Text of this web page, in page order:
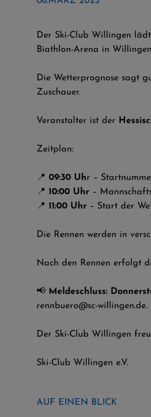
Der Ski-Club Willingen
Biathlon-Arena in
Die Wetterprognose sagt
Zuschauer.
Veranstalter ist der
Zeitplan:
📍 09:30 Uhr –
📍 10:00 Uhr –
📍 11:00 Uhr – Start der
Die Rennen werden in
Nach den Rennen erfolgt
📢 Meldeschluss:
rennbuero@sc-willingen.de.
Der Ski-Club Willingen
Ski-Club Willingen e.V.
AUF EINEN BLICK